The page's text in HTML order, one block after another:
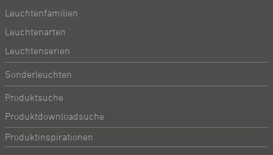
Leuchtenfamilien
Leuchtenarten
Leuchtenserien
Sonderleuchten
Produktsuche
Produktdownloadsuche
Produktinspirationen